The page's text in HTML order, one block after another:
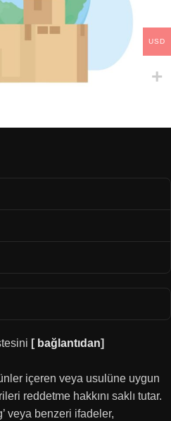
[ bağlantıdan]
içeren veya usulüne uygun
reddetme hakkını saklı tutar.
veya benzeri ifadeler,
USD